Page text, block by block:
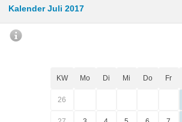
Kalender Juli 2017
KW Mo Di Mi Do Fr
26